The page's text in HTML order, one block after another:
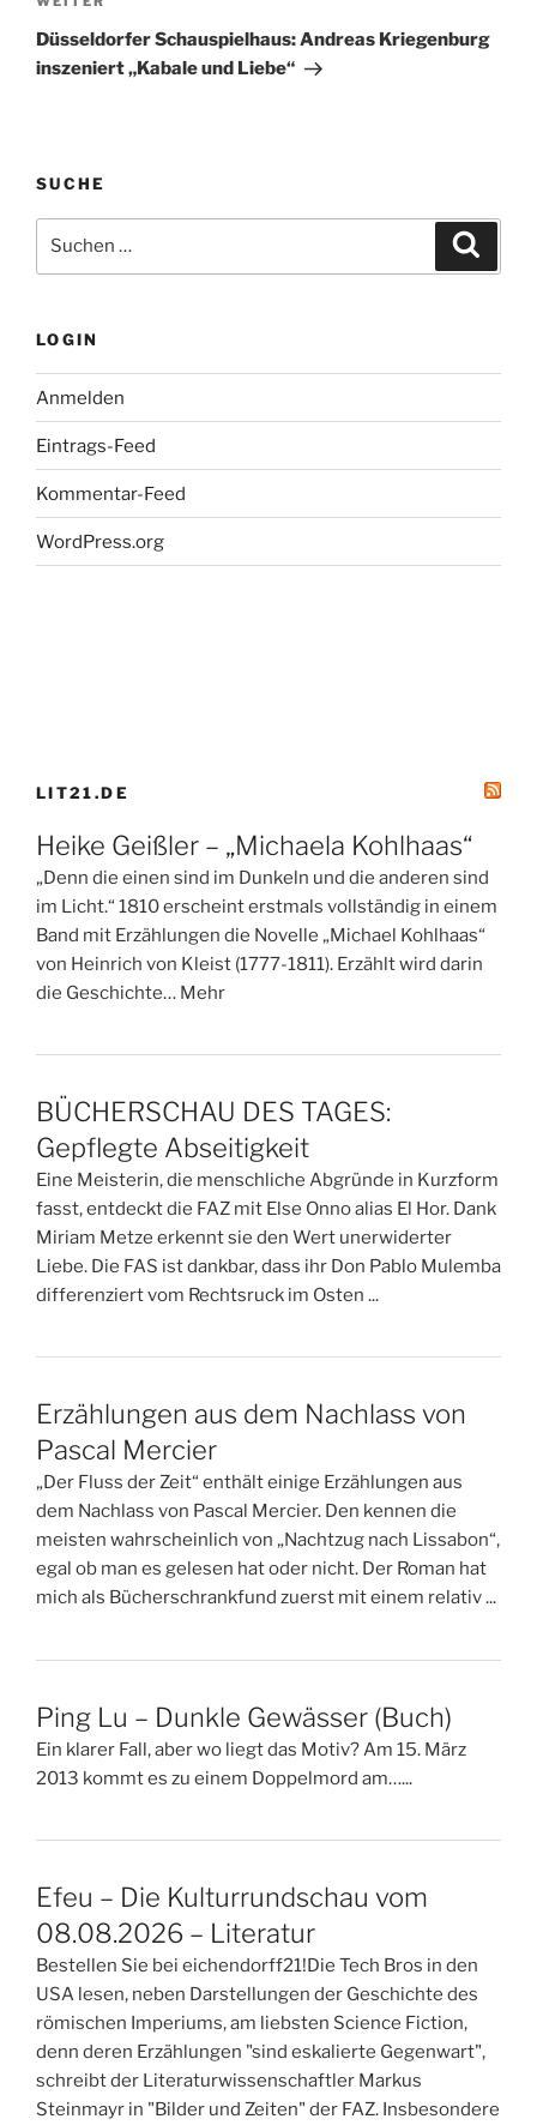
Beitrag
Düsseldorfer Schauspielhaus: Andreas Kriegenburg
inszeniert „Kabale und Liebe“
SUCHE
nach:
LOGIN
Anmelden
Eintrags-Feed
Kommentar-Feed
WordPress.org
LIT21.DE
Heike Geißler – „Michaela Kohlhaas“
„Denn die einen sind im Dunkeln und die anderen sind
im Licht.“ 1810 erscheint erstmals vollständig in einem
Band mit Erzählungen die Novelle „Michael Kohlhaas“
von Heinrich von Kleist (1777-1811). Erzählt wird darin
die Geschichte… Mehr
BÜCHERSCHAU DES TAGES:
Gepflegte Abseitigkeit
Eine Meisterin, die menschliche Abgründe in Kurzform
fasst, entdeckt die FAZ mit Else Onno alias El Hor. Dank
Miriam Metze erkennt sie den Wert unerwiderter
Liebe. Die FAS ist dankbar, dass ihr Don Pablo Mulemba
differenziert vom Rechtsruck im Osten ...
Erzählungen aus dem Nachlass von
Pascal Mercier
„Der Fluss der Zeit“ enthält einige Erzählungen aus
dem Nachlass von Pascal Mercier. Den kennen die
meisten wahrscheinlich von „Nachtzug nach Lissabon“,
egal ob man es gelesen hat oder nicht. Der Roman hat
mich als Bücherschrankfund zuerst mit einem relativ ...
Ping Lu – Dunkle Gewässer (Buch)
Ein klarer Fall, aber wo liegt das Motiv? Am 15. März
2013 kommt es zu einem Doppelmord am…...
Efeu – Die Kulturrundschau vom
08.08.2026 – Literatur
Bestellen Sie bei eichendorff21!Die Tech Bros in den
USA lesen, neben Darstellungen der Geschichte des
römischen Imperiums, am liebsten Science Fiction,
denn deren Erzählungen "sind eskalierte Gegenwart",
schreibt der Literaturwissenschaftler Markus
Steinmayr in "Bilder und Zeiten" der FAZ. Insbesondere